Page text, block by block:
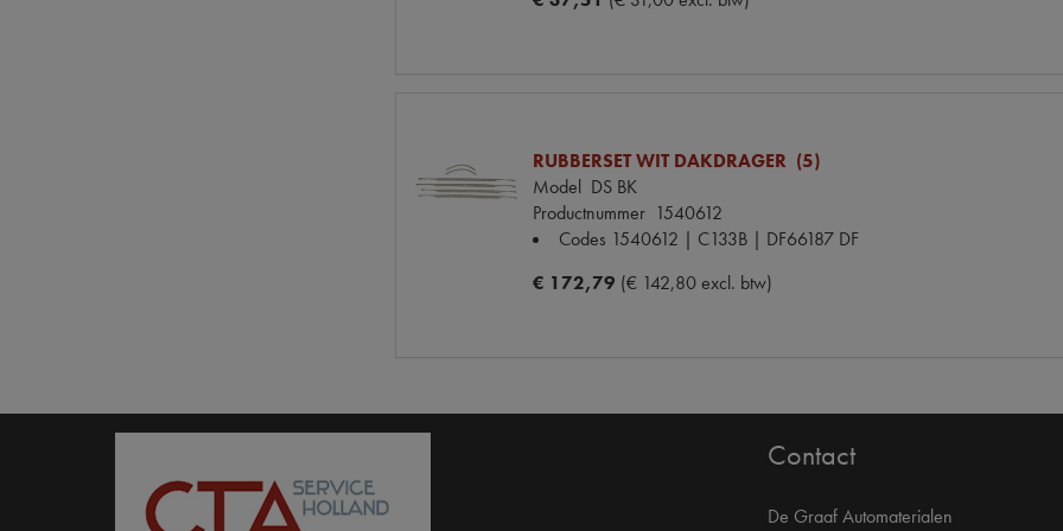
RUBBERSET WIT DAKDRAGER (5)
Model DS BK
Productnummer 1540612
Codes 1540612 | C133B | DF66187 DF
€ 172,79 (€ 142,80 excl. btw)
Contact
De Graaf Automaterialen